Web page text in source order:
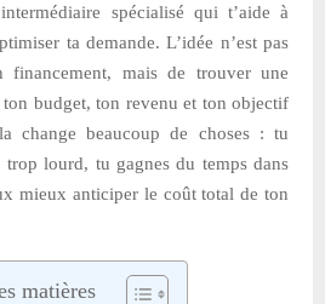
spécialisé qui t’aide à
ta demande. L’idée n’est pas
financement, mais de trouver une
budget, ton revenu et ton objectif
change beaucoup de choses : tu
lourd, tu gagnes du temps dans
mieux anticiper le coût total de ton
matières